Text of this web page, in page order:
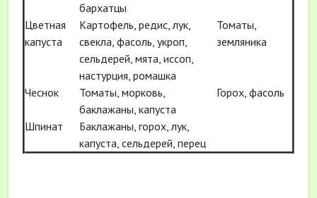
бархатцы
Цветная
капуста
Картофель, редис, лук,
свекла, фасоль, укроп,
сельдерей, мята, иссоп,
настурция, ромашка
Томаты,
земляника
Чеснок
Томаты, морковь,
баклажаны, капуста
Горох, фасоль
Шпинат
Баклажаны, горох, лук,
капуста, сельдерей, перец